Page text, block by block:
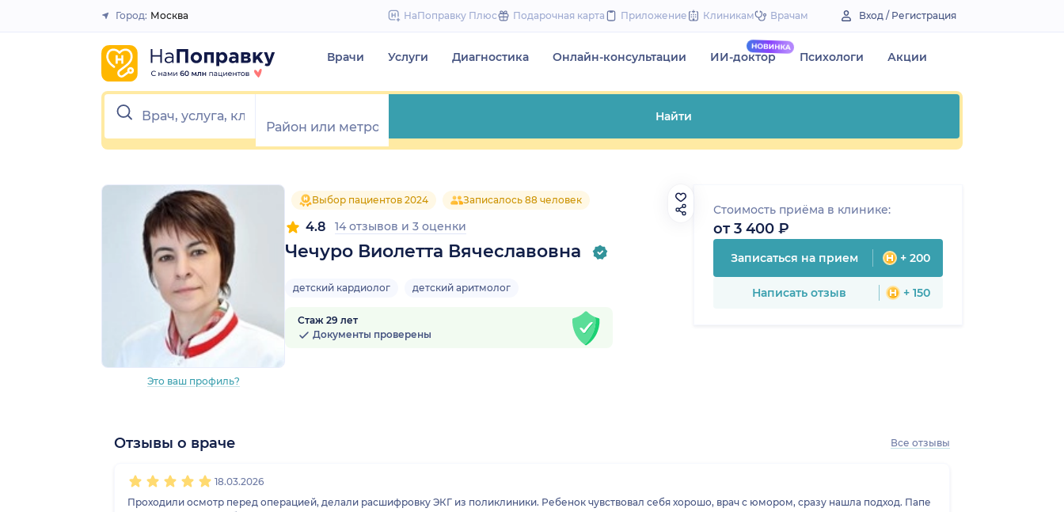
to
Закрыть
Город: Москва НаПоправку Плюс Подарочная карта Приложение Клиникам Врачам Вход / Регистрация
Врачи Услуги Диагностика Онлайн-консультации ИИ-доктор Психологи Акции
Найти
Это ваш профиль?
Выбор пациентов 2024 Записалось 88 человек
Чечуро Виолетта Вячеславовна
4.8 14 отзывов и 3 оценки
детский кардиолог детский аритмолог
Стаж 29 лет
Документы проверены
Стоимость приёма в клинике:
от 3 400 ₽
Записаться на прием + 200
Написать отзыв + 150
Отзывы о враче Все отзывы
18.03.2026
Проходили осмотр перед операцией, делали расшифровку ЭКГ из поликлиники. Ребенок чувствовал себя хорошо, врач с юмором, сразу нашла подход. Папе